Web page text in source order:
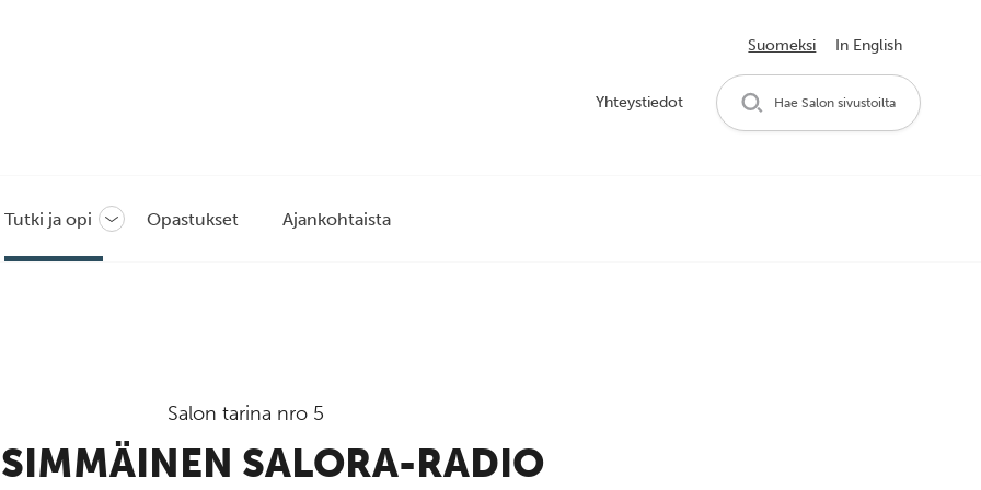
Suomeksi In English
Yhteystiedot Hae Salon sivustoilta
Tutki ja opi Avaa
Opastukset Ajankohtaista
Salon tarina nro 5
SALORA-RADIO